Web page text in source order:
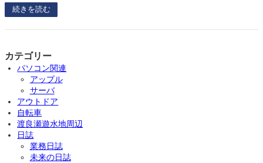
続きを読む
カテゴリー
パソコン関連
アップル
サーバ
アウトドア
自転車
渡良瀬遊水地周辺
日誌
業務日誌
未来の日誌